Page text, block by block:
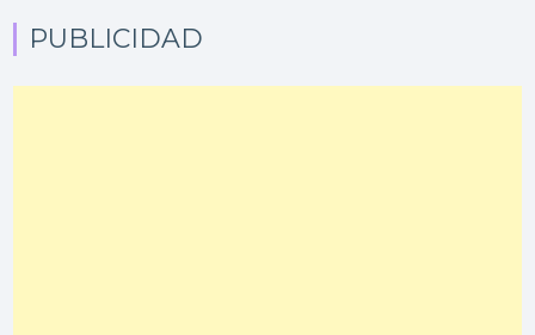
PUBLICIDAD